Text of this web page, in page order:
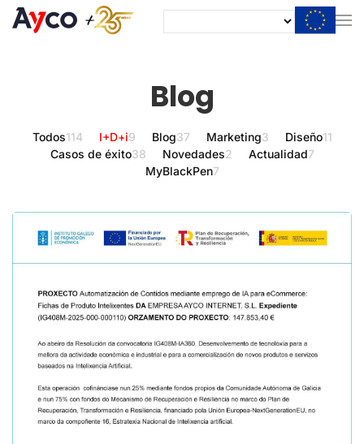
Blog
Todos114 I+D+i9 Blog37 Marketing3 Diseño11
Casos de éxito38 Novedades2 Actualidad7
MyBlackPen7